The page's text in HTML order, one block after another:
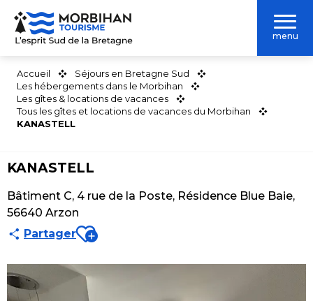
Aller
contenu
menu
Accueil
Séjours en Bretagne Sud
Les hébergements dans le Morbihan
Les gîtes & locations de vacances
Tous les gîtes et locations de vacances du Morbihan
KANASTELL
KANASTELL
Bâtiment C, 4 rue de la Poste, Résidence Blue Baie,
56640 Arzon
PartagerAjouter aux favoris